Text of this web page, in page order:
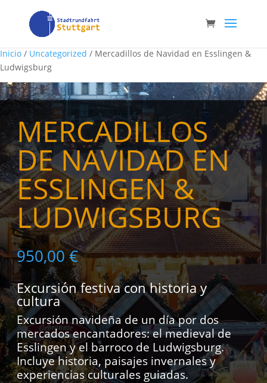
Inicio / Uncategorized / Mercadillos de Navidad en Esslingen &
Ludwigsburg
MERCADILLOS
DE NAVIDAD EN
ESSLINGEN &
LUDWIGSBURG
950,00€
Excursión festiva con historia y
cultura
Excursión navideña de un día por dos
mercados encantadores: el medieval de
Esslingen y el barroco de Ludwigsburg.
Incluye historia, paisajes invernales y
experiencias culturales guiadas.